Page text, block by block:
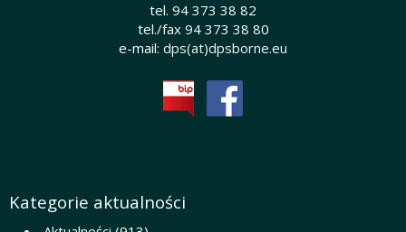
tel. 94 373 38 82
tel./fax 94 373 38 80
e-mail: dps(at)dpsborne.eu
Kategorie aktualności